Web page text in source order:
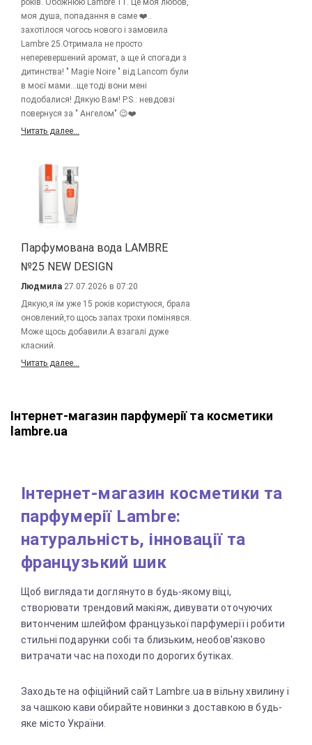
років. Обожнюю Lambre 11. Це моя любов,
моя душа, попадання в саме ❤️..
захотілося чогось нового і замовила
Lambre 25.Отримала не просто
неперевершений аромат, а ще й спогади з
дитинства! " Magie Noire " від Lancom були
в моєї мами...ще тоді вони мені
подобалися! Дякую Вам! P.S.: невдовзі
повернуся за " Ангелом" 😉❤️
Читать далее...
Парфумована вода LAMBRE
№25 NEW DESIGN
Людмила 27.07.2026 в 07:20
Дякую,я їм уже 15 років користуюся, брала
оновлений,то щось запах трохи помінявся.
Може щось добавили.А взагалі дуже
класний.
Читать далее...
Інтернет-магазин парфумерії та косметики
lambre.ua
Інтернет-магазин косметики та
парфумерії Lambre:
натуральність, інновації та
французький шик
Щоб виглядати доглянуто в будь-якому віці,
створювати трендовий макіяж, дивувати оточуючих
витонченим шлейфом французької парфумерії і робити
стильні подарунки собі та близьким, необов'язково
витрачати час на походи по дорогих бутіках.
Заходьте на офіційний сайт Lambre.ua в вільну хвилину і
за чашкою кави обирайте новинки з доставкою в будь-
яке місто України.